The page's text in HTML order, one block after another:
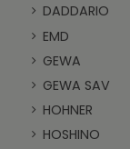
DADDARIO
EMD
GEWA
GEWA SAV
HOHNER
HOSHINO